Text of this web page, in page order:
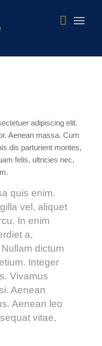
adipiscing elit.
Aenean massa. Cum
dis parturient montes,
felis, ultricies nec,
quis enim.
vel, aliquet
In enim
a,
dictum
Integer
Vivamus
Aenean
Aenean leo
vitae,